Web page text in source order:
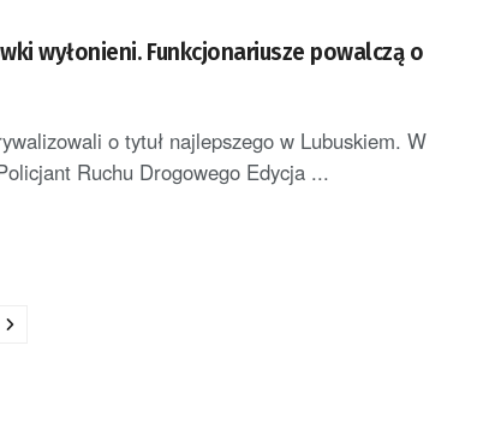
wyłonieni. Funkcjonariusze powalczą o
o tytuł najlepszego w Lubuskiem. W
Ruchu Drogowego Edycja ...